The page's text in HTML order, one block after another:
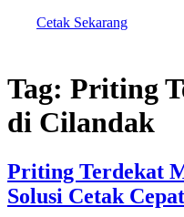
Cetak Sekarang
Tag: Priting
di Cilandak
Priting Terdekat
Solusi Cetak